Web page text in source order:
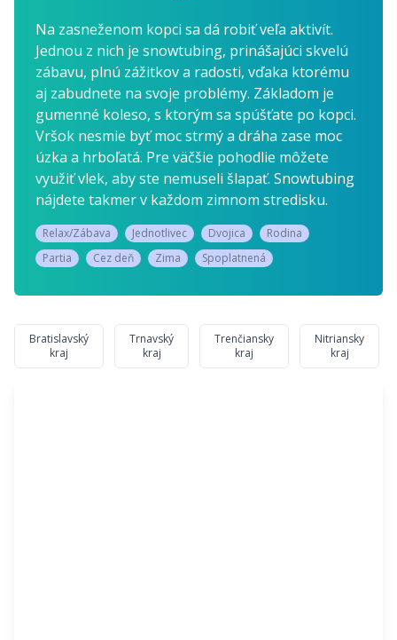
Na zasneženom kopci sa dá robiť veľa aktivít.
Jednou z nich je snowtubing, prinášajúci skvelú
zábavu, plnú zážitkov a radosti, vďaka ktorému
aj zabudnete na svoje problémy. Základom je
gumenné koleso, s ktorým sa spúšťate po kopci.
Vršok nesmie byť moc strmý a dráha zase moc
úzka a hrboľatá. Pre väčšie pohodlie môžete
využiť vlek, aby ste nemuseli šlapať. Snowtubing
nájdete takmer v každom zimnom stredisku.
Relax/Zábava Jednotlivec Dvojica
Rodina
Partia
Cez deň Zima Spoplatnená
Bratislavský
kraj
Trnavský
kraj
Trenčiansky
kraj
Nitriansky
kraj